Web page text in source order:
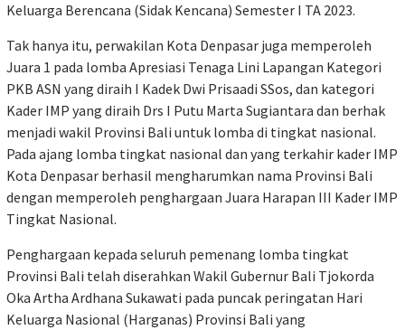
Keluarga Berencana (Sidak Kencana) Semester I TA 2023.
Tak hanya itu, perwakilan Kota Denpasar juga memperoleh
Juara 1 pada lomba Apresiasi Tenaga Lini Lapangan Kategori
PKB ASN yang diraih I Kadek Dwi Prisaadi SSos, dan kategori
Kader IMP yang diraih Drs I Putu Marta Sugiantara dan berhak
menjadi wakil Provinsi Bali untuk lomba di tingkat nasional.
Pada ajang lomba tingkat nasional dan yang terkahir kader IMP
Kota Denpasar berhasil mengharumkan nama Provinsi Bali
dengan memperoleh penghargaan Juara Harapan III Kader IMP
Tingkat Nasional.
Penghargaan kepada seluruh pemenang lomba tingkat
Provinsi Bali telah diserahkan Wakil Gubernur Bali Tjokorda
Oka Artha Ardhana Sukawati pada puncak peringatan Hari
Keluarga Nasional (Harganas) Provinsi Bali yang